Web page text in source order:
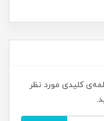
کلیدی مورد نظر